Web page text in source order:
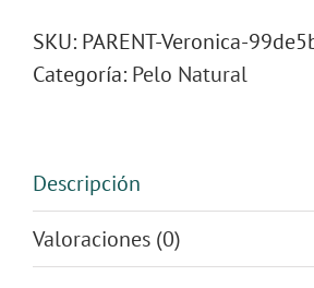
SKU: PARENT-Veronica-
Categoría: Pelo Natural
Descripción
Valoraciones (0)